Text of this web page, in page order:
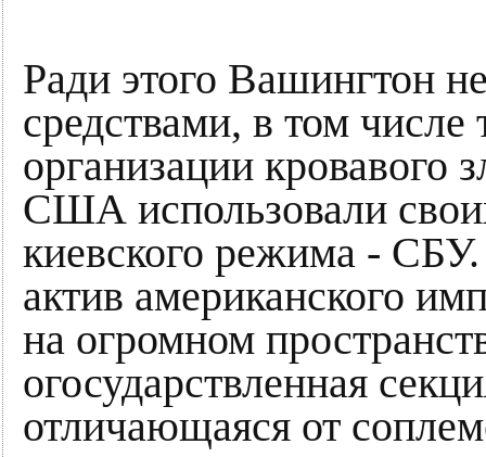
Ради этого Вашингтон
средствами, в том числе
организации кровавого
США использовали
киевского режима -
актив американского
на огромном
огосударствленная
отличающаяся от